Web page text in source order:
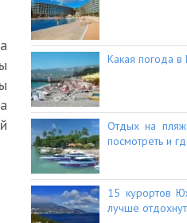
Какая погода
Отдых на
посмотреть и
15 курортов
лучше